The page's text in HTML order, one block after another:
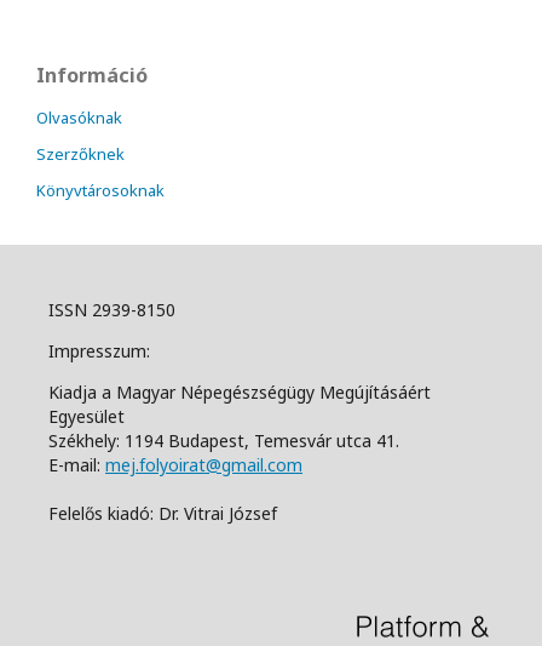
Információ
Olvasóknak
Szerzőknek
Könyvtárosoknak
ISSN 2939-8150
Impresszum:
Kiadja a Magyar Népegészségügy Megújításáért
Egyesület
Székhely: 1194 Budapest, Temesvár utca 41.
E-mail: mej.folyoirat@gmail.com
Felelős kiadó: Dr. Vitrai József